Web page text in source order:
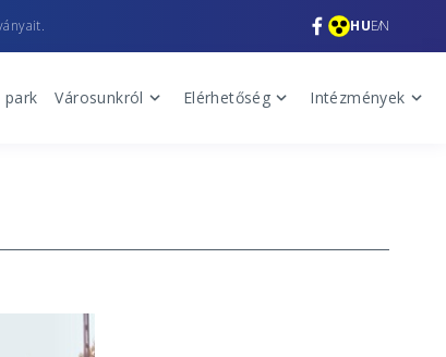
HUEN
park Városunkról Elérhetőség Intézmények